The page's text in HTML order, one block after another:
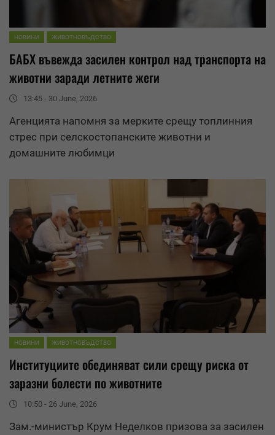
НОВИНИ ЖИВОТНОВЪДСТВО
БАБХ въвежда засилен контрол над транспорта на
животни заради летните жеги
13:45 - 30 June, 2026
Агенцията напомня за мерките срещу топлинния
стрес при селскостопанските животни и
домашните любимци
НОВИНИ ЖИВОТНОВЪДСТВО
Институциите обединяват сили срещу риска от
заразни болести по животните
10:50 - 26 June, 2026
Зам.-министър Крум Неделков призова за засилен